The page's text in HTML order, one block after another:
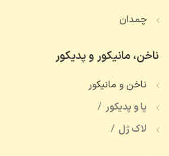
چمدان
ناخن، مانیکور و پدیکور
ناخن و مانیکور
پا و پدیکور
لاک ژل